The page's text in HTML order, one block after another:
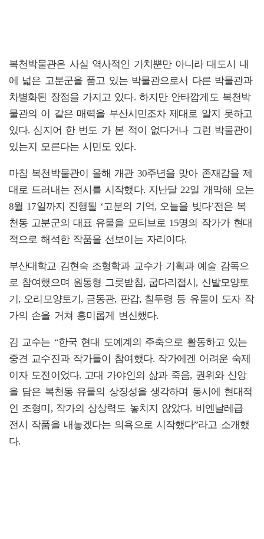
복천박물관은 사실 역사적인 가치뿐만 아니라 대도시 내
에 넓은 고분군을 품고 있는 박물관으로서 다른 박물관과
차별화된 장점을 가지고 있다. 하지만 안타깝게도 복천박
물관의 이 같은 매력을 부산시민조차 제대로 알지 못하고
있다. 심지어 한 번도 가 본 적이 없다거나 그런 박물관이
있는지 모른다는 시민도 있다.
마침 복천박물관이 올해 개관 30주년을 맞아 존재감을 제
대로 드러내는 전시를 시작했다. 지난달 22일 개막해 오는
8월 17일까지 진행될 ‘고분의 기억, 오늘을 빚다’전은 복
천동 고분군의 대표 유물을 모티브로 15명의 작가가 현대
적으로 해석한 작품을 선보이는 자리이다.
부산대학교 김현숙 조형학과 교수가 기획과 예술 감독으
로 참여했으며 원통형 그릇받침, 굽다리접시, 신발모양토
기, 오리모양토기, 금동관, 판갑, 칠두령 등 유물이 도자 작
가의 손을 거쳐 흥미롭게 변신했다.
김 교수는 “한국 현대 도예계의 주축으로 활동하고 있는
중견 교수진과 작가들이 참여했다. 작가에겐 어려운 숙제
이자 도전이었다. 고대 가야인의 삶과 죽음, 권위와 신앙
을 담은 복천동 유물의 상징성을 생각하며 동시에 현대적
인 조형미, 작가의 상상력도 놓치지 않았다. 비엔날레급
전시 작품을 내놓겠다는 의욕으로 시작했다”라고 소개했
다.